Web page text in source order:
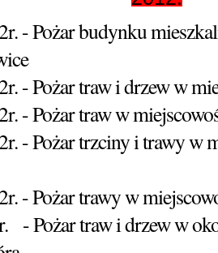
- Pożar budynku
- Pożar traw i drzew w
- Pożar traw w
- Pożar trzciny i trawy w
- Pożar trawy w
- Pożar traw i drzew w